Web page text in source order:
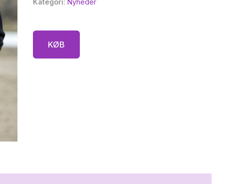
KØB